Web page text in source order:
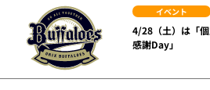
イベント
4/28（土）は「
感謝Day」